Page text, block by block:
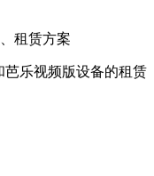
、租赁方案
乐视频版设备的租赁